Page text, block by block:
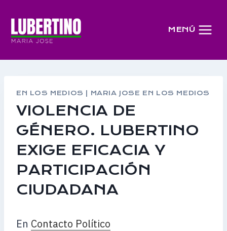
contenido
MENÚ
EN LOS MEDIOS MARIA JOSE EN LOS MEDIOS
VIOLENCIA DE
GÉNERO. LUBERTINO
EXIGE EFICACIA Y
PARTICIPACIÓN
CIUDADANA
En Contacto Político